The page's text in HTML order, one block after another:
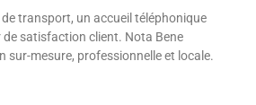
transport, un accueil téléphonique
de satisfaction client. Nota Bene
sur-mesure, professionnelle et locale.